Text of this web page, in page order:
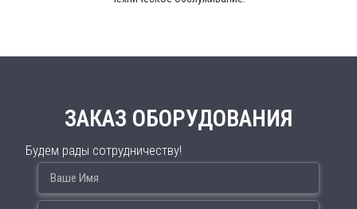
ЗАКАЗ ОБОРУДОВАНИЯ
Будем рады сотрудничеству!